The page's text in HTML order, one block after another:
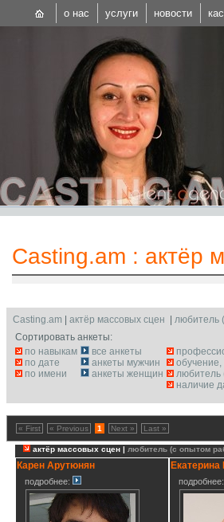
Casting.am : актёр
Casting.am актёр массовых сцен любитель
Сортировать анкеты:
по навыкам
по дате
по имени
все анкеты
анкеты мужчин
анкеты женщин
любитель
наличие
« First « Previous 1 Next » Last »
актёр массовых сцен | любитель (с опытом
Карен Арутюнян
подробнее:
Екатерина
подробнее:
о нас услуги новости